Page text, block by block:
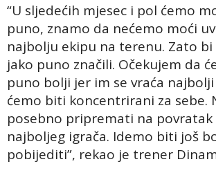
“U sljedećih mjesec i pol ćemo
puno, znamo da nećemo moći
najbolju ekipu na terenu. Zato
jako puno značili. Očekujem da
puno bolji jer im se vraća najbolji
ćemo biti koncentrirani za sebe.
posebno pripremati na
najboljeg igrača. Idemo biti još
pobijediti”, rekao je trener